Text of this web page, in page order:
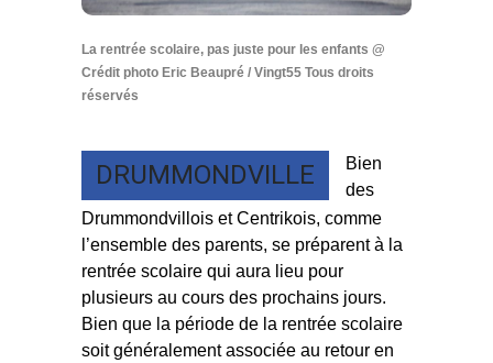
La rentrée scolaire, pas juste pour les enfants @
Crédit photo Eric Beaupré / Vingt55 Tous droits
réservés
DRUMMONDVILLE
Bien
des
Drummondvillois et Centrikois, comme
l’ensemble des parents, se préparent à la
rentrée scolaire qui aura lieu pour
plusieurs au cours des prochains jours.
Bien que la période de la rentrée scolaire
soit généralement associée au retour en